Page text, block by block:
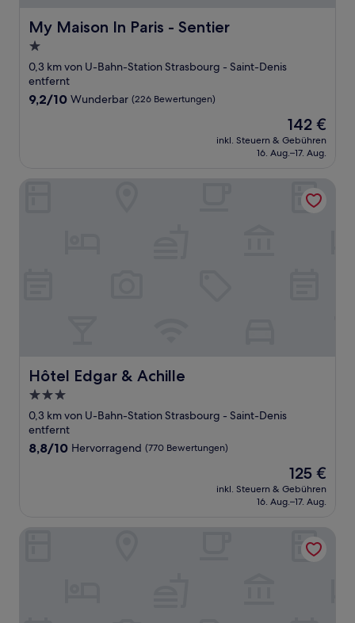
My Maison In Paris - Sentier
My Maison In Paris - Sentier
1.0-
Stern-
Unterkunft
0,3 km von U-Bahn-Station Strasbourg - Saint-Denis
entfernt
9.2
9,2/10 Wunderbar (226 Bewertungen)
Der
Preis
beträgt
142 €
inkl. Steuern & Gebühren
16. Aug.–17. Aug.
Hôtel Edgar & Achille
Hôtel Edgar & Achille
3.0-
Sterne-
Unterkunft
0,3 km von U-Bahn-Station Strasbourg - Saint-Denis
entfernt
8.8
8,8/10 Hervorragend (770 Bewertungen)
Der
Preis
beträgt
125 €
inkl. Steuern & Gebühren
16. Aug.–17. Aug.